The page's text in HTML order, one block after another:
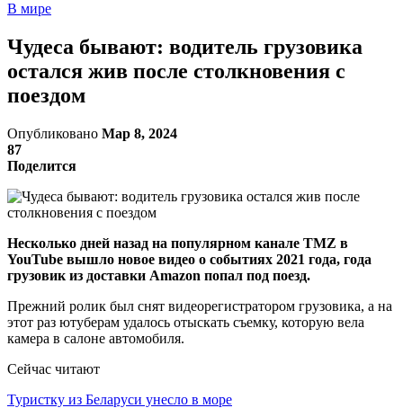
В мире
Чудеса бывают: водитель грузовика
остался жив после столкновения с
поездом
Опубликовано Мар 8, 2024
87
Поделится
Несколько дней назад на популярном канале TMZ в
YouTube вышло новое видео о событиях 2021 года, года
грузовик из доставки Amazon попал под поезд.
Прежний ролик был снят видеорегистратором грузовика, а на
этот раз ютуберам удалось отыскать съемку, которую вела
камера в салоне автомобиля.
Сейчас читают
Туристку из Беларуси унесло в море